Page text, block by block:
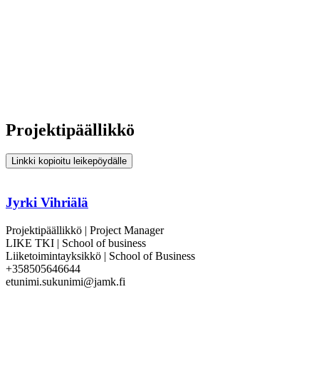
Projektipäällikkö
Linkki kopioitu leikepöydälle
Jyrki Vihriälä
Projektipäällikkö | Project Manager
LIKE TKI | School of business
Liiketoimintayksikkö | School of Business
+358505646644
etunimi.sukunimi@jamk.fi